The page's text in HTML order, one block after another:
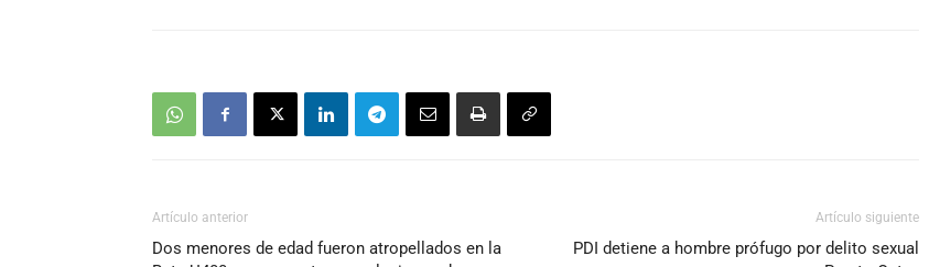
Artículo anterior
Dos menores de edad fueron atropellados en la
Artículo siguiente
PDI detiene a hombre prófugo por delito sexual